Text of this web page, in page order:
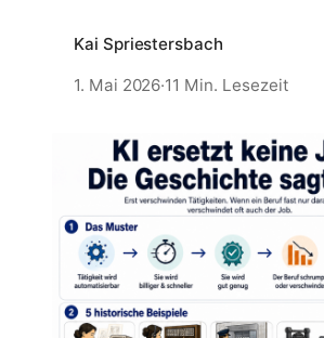
Kai Spriestersbach
1. Mai 2026·11 Min. Lesezeit